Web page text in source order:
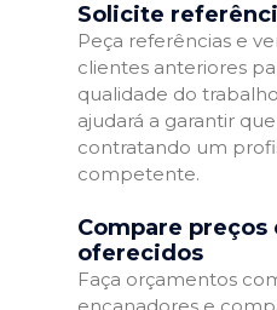
Solicite
Peça referências e
clientes anteriores
qualidade do
ajudará a garantir
contratando um
competente.
Compare preços
oferecidos
Faça orçamentos
encanadores e